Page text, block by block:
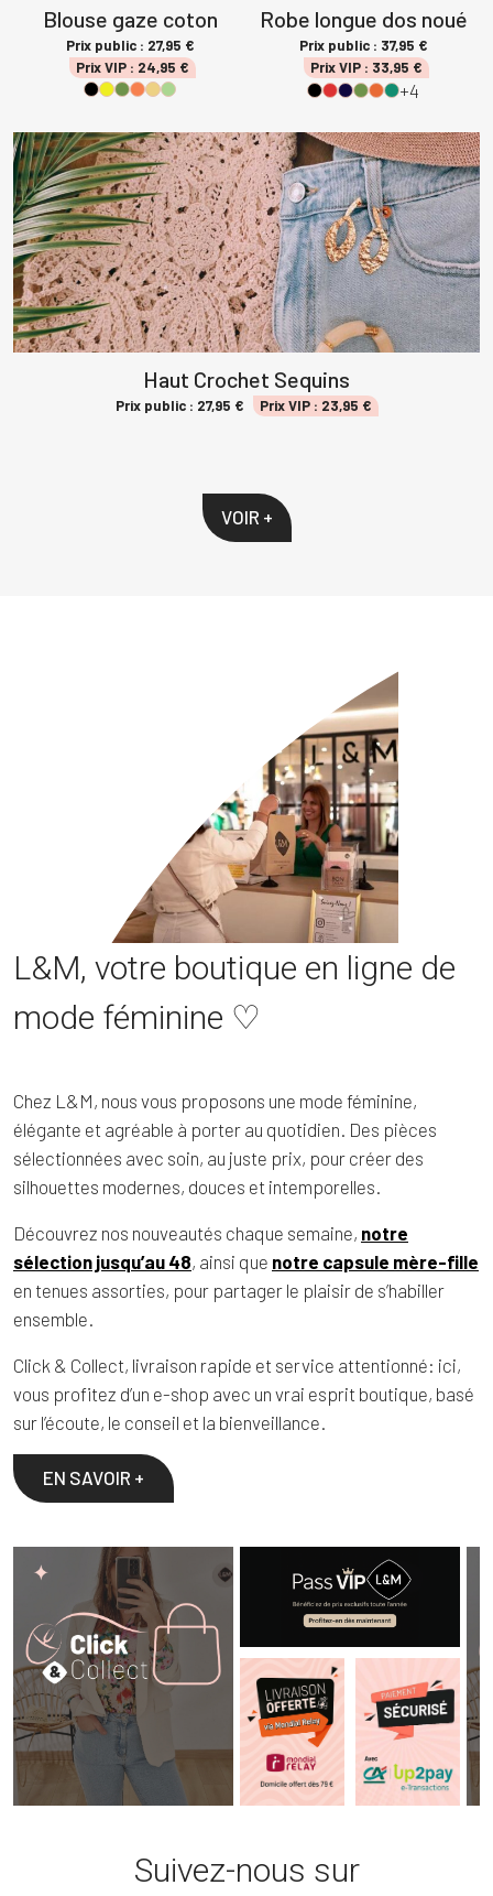
Blouse gaze coton
Prix public : 27,95 €
Prix VIP : 24,95 €
Robe longue dos noué
Prix public : 37,95 €
Prix VIP : 33,95 €
+4
Haut Crochet Sequins
Prix public : 27,95 € Prix VIP : 23,95 €
VOIR +
L&M, votre boutique en ligne de
mode féminine ♡
Chez L&M, nous vous proposons une mode féminine,
élégante et agréable à porter au quotidien. Des pièces
sélectionnées avec soin, au juste prix, pour créer des
silhouettes modernes, douces et intemporelles.
Découvrez nos nouveautés chaque semaine, notre
sélection jusqu’au 48, ainsi que notre capsule mère-fille
en tenues assorties, pour partager le plaisir de s’habiller
ensemble.
Click & Collect, livraison rapide et service attentionné: ici,
vous profitez d’un e-shop avec un vrai esprit boutique, basé
sur l’écoute, le conseil et la bienveillance.
EN SAVOIR +
Suivez-nous sur